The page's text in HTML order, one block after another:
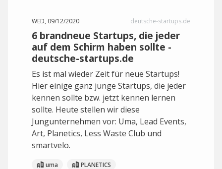
WED, 09/12/2020 deutsche-startups.de
6 brandneue Startups, die jeder
auf dem Schirm haben sollte -
deutsche-startups.de
Es ist mal wieder Zeit für neue Startups!
Hier einige ganz junge Startups, die jeder
kennen sollte bzw. jetzt kennen lernen
sollte. Heute stellen wir diese
Jungunternehmen vor: Uma, Lead Events,
Art, Planetics, Less Waste Club und
smartvelo.
uma PLANETICS